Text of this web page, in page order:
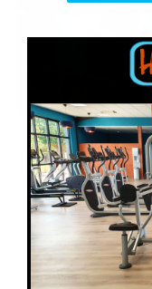
Hop La
qu’une
Un univers bien-
Cardio, fitness,